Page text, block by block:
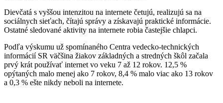
Dievčatá s vyššou intenzitou na internete četujú, realizujú sa na
sociálnych sieťach, čítajú správy a získavajú praktické informácie.
Ostatné sledované aktivity na internete robia častejšie chlapci.
Podľa výskumu už spomínaného Centra vedecko-technických
informácií SR väčšina žiakov základných a stredných škôl začala
prvý krát používať internet vo veku 7 až 12 rokov. 12,5 %
opýtaných malo menej ako 7 rokov, 8,4 % malo viac ako 13 rokov
a 0,3 % ešte nikdy neboli na internete.